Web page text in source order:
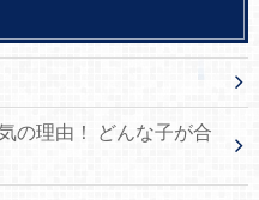
の理由！ どんな子が合